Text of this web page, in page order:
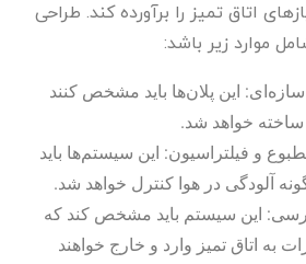
اتاق تمیز را برآورده کند. طراحی
موارد زیر باشد:
این پلان‌ها باید مشخص کنند
ساخته خواهد شد.
و فیلتراسیون: این سیستم‌ها باید
آلودگی در هوا کنترل خواهد شد.
این سیستم باید مشخص کند که
به اتاق تمیز وارد و خارج خواهند